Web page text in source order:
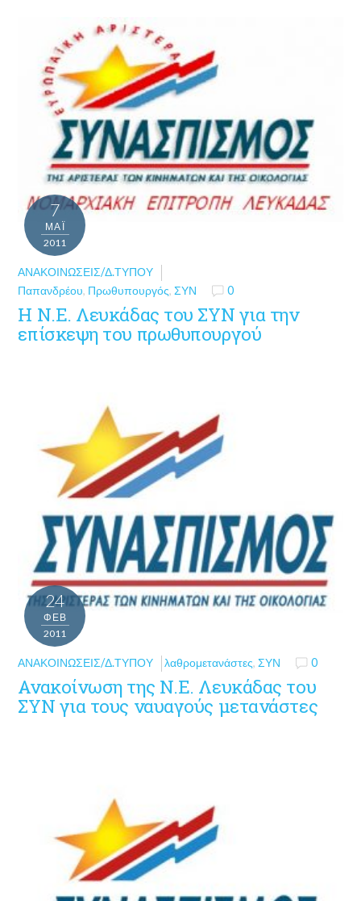
7
ΜΑΪ́
2011
ΑΝΑΚΟΙΝΏΣΕΙΣ/Δ.ΤΎΠΟΥ
Παπανδρέου, Πρωθυπουργός,ΣΥΝ 0
Η Ν.Ε. Λευκάδας του ΣΥΝ για την
επίσκεψη του πρωθυπουργού
24
ΦΕΒ
2011
ΑΝΑΚΟΙΝΏΣΕΙΣ/Δ.ΤΎΠΟΥ λαθρομετανάστες,ΣΥΝ 0
Ανακοίνωση της Ν.Ε. Λευκάδας του
ΣΥΝ για τους ναυαγούς μετανάστες